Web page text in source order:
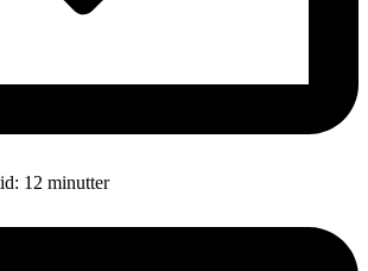
12 minutter